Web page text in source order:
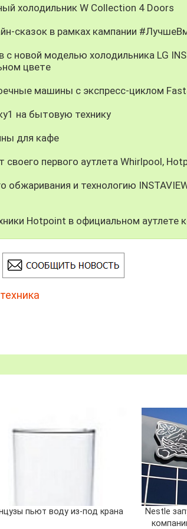
холодильник W Collection 4 Doors
сказок в рамках кампании
новой моделью холодильника LG
цветe
машины с экспресс-циклом
на бытовую технику
для кафе
своего первого аутлета Whirlpool,
обжаривания и технологию
Hotpoint в официальном аутлете
пьют воду из-под крана
Nestle